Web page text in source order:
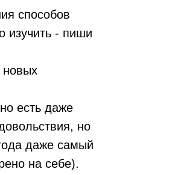
способов
изучить - пиши
новых
есть даже
но
даже самый
на себе).